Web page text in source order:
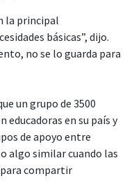
la principal
básicas”, dijo.
no se lo guarda para
un grupo de 3500
educadoras en su país y
de apoyo entre
algo similar cuando las
para compartir